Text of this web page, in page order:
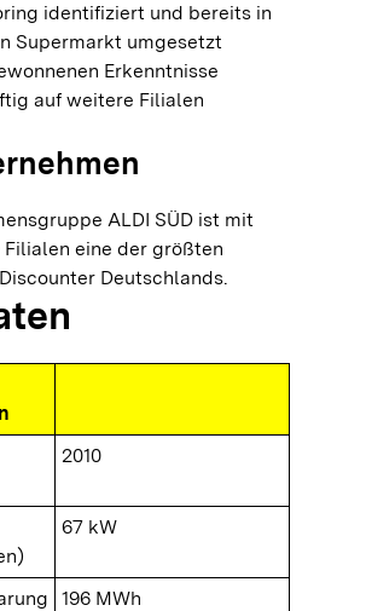
identifiziert und bereits in
Supermarkt umgesetzt
Erkenntnisse
auf weitere Filialen
ALDI SÜD ist mit
Filialen eine der größten
Deutschlands.
2010
67 kW
196 MWh